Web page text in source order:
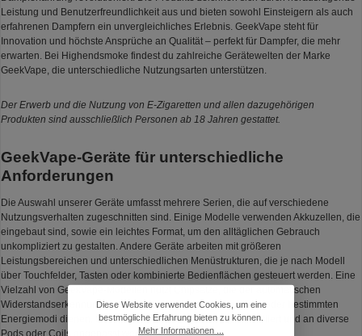
Leistung und Benutzerfreundlichkeit aus und bieten sowohl Einsteigern als auch
erfahrenen Dampfern ein unvergleichliches Erlebnis. GeekVape steht für
Innovation und höchste Ansprüche an Qualität – perfekt für Dampfer, die mehr
erwarten. Bei Highendsmoke findest du zahlreiche Gerätewelten der Marke
GeekVape, die unterschiedliche Nutzungsarten unterstützen.
Der Erwerb und die Nutzung von E-Zigaretten und allen dazugehörigen
Produkten sind ausschließlich Personen ab 18 Jahren gestattet.
GeekVape-Geräte für unterschiedliche
Anforderungen
Die Auswahl unserer Geräte umfasst mehrere Serien, die auf verschiedene
Nutzungsverhalten zugeschnitten sind. Einige Modelle verwenden Akkuzellen, die
eingebaut sind, sowie ein leichtes Format, um den alltäglichen Gebrauch
unkompliziert zu gestalten. Andere Geräte arbeiten mit größeren
Leistungsbereichen und unterschiedlichen Menüstrukturen, die je nach Modell
über Touchfelder, Tasten oder kombinierte Bedienflächen gesteuert werden. Eine
Vielzahl von GeekVape-Modellen nutzt Chipsätze, die der automatischen
Widerstandserkennung, voreingestellten Leistungsbereiche oder bestimmten
Energiemodi dienen. So können Einstellungen zügig kontrolliert und an diverse
Pods oder Coils angepasst werden.
Diese Website verwendet Cookies, um eine
bestmögliche Erfahrung bieten zu können.
Mehr Informationen ...